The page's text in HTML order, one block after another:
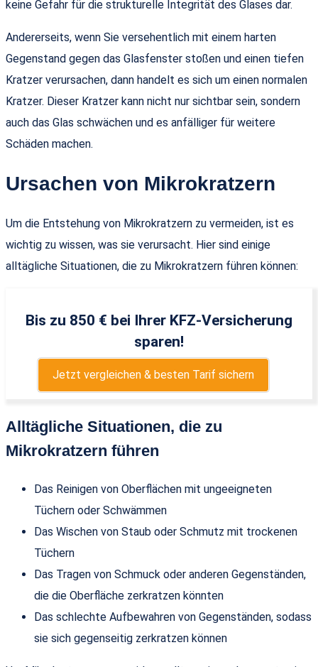
keine Gefahr für die strukturelle Integrität des Glases dar.
Andererseits, wenn Sie versehentlich mit einem harten
Gegenstand gegen das Glasfenster stoßen und einen tiefen
Kratzer verursachen, dann handelt es sich um einen normalen
Kratzer. Dieser Kratzer kann nicht nur sichtbar sein, sondern
auch das Glas schwächen und es anfälliger für weitere
Schäden machen.
Ursachen von Mikrokratzern
Um die Entstehung von Mikrokratzern zu vermeiden, ist es
wichtig zu wissen, was sie verursacht. Hier sind einige
alltägliche Situationen, die zu Mikrokratzern führen können:
Bis zu 850 € bei Ihrer KFZ-Versicherung
sparen!
Jetzt vergleichen & besten Tarif sichern
Alltägliche Situationen, die zu
Mikrokratzern führen
Das Reinigen von Oberflächen mit ungeeigneten
Tüchern oder Schwämmen
Das Wischen von Staub oder Schmutz mit trockenen
Tüchern
Das Tragen von Schmuck oder anderen Gegenständen,
die die Oberfläche zerkratzen könnten
Das schlechte Aufbewahren von Gegenständen, sodass
sie sich gegenseitig zerkratzen können